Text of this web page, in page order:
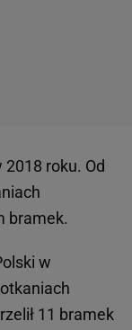
roku. Od
bramek.
w
11 bramek